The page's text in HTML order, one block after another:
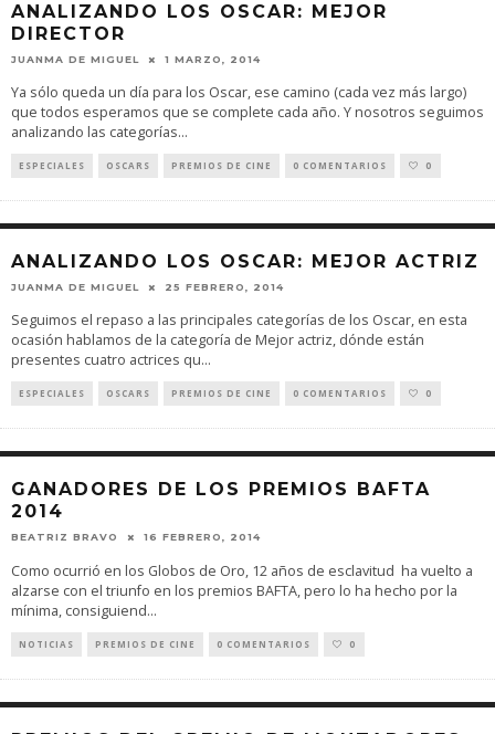
ANALIZANDO LOS OSCAR: MEJOR
DIRECTOR
JUANMA DE MIGUEL 1 MARZO, 2014
Ya sólo queda un día para los Oscar, ese camino (cada vez más largo)
que todos esperamos que se complete cada año. Y nosotros seguimos
analizando las categorías...
ESPECIALES OSCARS PREMIOS DE CINE 0 COMENTARIOS 0
ANALIZANDO LOS OSCAR: MEJOR ACTRIZ
JUANMA DE MIGUEL 25 FEBRERO, 2014
Seguimos el repaso a las principales categorías de los Oscar, en esta
ocasión hablamos de la categoría de Mejor actriz, dónde están
presentes cuatro actrices qu...
ESPECIALES OSCARS PREMIOS DE CINE 0 COMENTARIOS 0
GANADORES DE LOS PREMIOS BAFTA
2014
BEATRIZ BRAVO 16 FEBRERO, 2014
Como ocurrió en los Globos de Oro, 12 años de esclavitud ha vuelto a
alzarse con el triunfo en los premios BAFTA, pero lo ha hecho por la
mínima, consiguiend...
NOTICIAS PREMIOS DE CINE 0 COMENTARIOS 0